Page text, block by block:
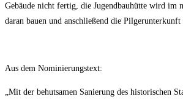
Gebäude nicht fertig, die Jugendbauhütte wird im
daran bauen und anschließend die
Aus dem Nominierungstext:
„Mit der behutsamen Sanierung des historischen